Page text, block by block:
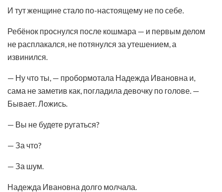
И тут женщине стало по-настоящему не по себе.
Ребёнок проснулся после кошмара — и первым делом
не расплакался, не потянулся за утешением, а
извинился.
— Ну что ты, — пробормотала Надежда Ивановна и,
сама не заметив как, погладила девочку по голове. —
Бывает. Ложись.
— Вы не будете ругаться?
— За что?
— За шум.
Надежда Ивановна долго молчала.